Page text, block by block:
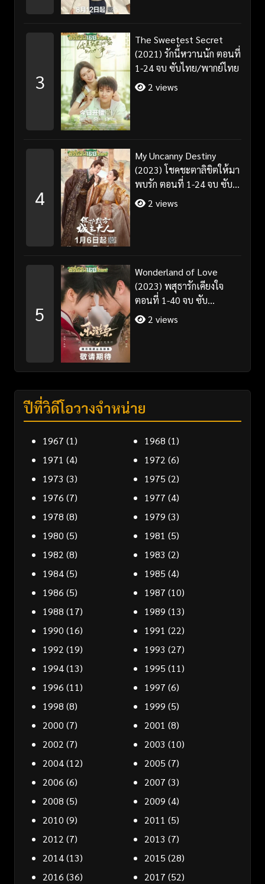
3
The Sweetest Secret
(2021) รักนี้หวานนัก ตอนที่
1-24 จบ ซับไทย/พากย์ไทย
2 views
4
My Uncanny Destiny
(2023) โชคชะตาลิขิตให้มา
พบรัก ตอนที่ 1-24 จบ ซับ
ไทย/พากย์ไทย
2 views
5
Wonderland of Love
(2023) พสุธารักเคียงใจ
ตอนที่ 1-40 จบ ซับ
ไทย+พากย์ไทย
2 views
ปีที่วิดีโอวางจำหน่าย
1967 (1) 1968 (1)
1971 (4) 1972 (6)
1973 (3) 1975 (2)
1976 (7) 1977 (4)
1978 (8) 1979 (3)
1980 (5) 1981 (5)
1982 (8) 1983 (2)
1984(5) 1985 (4)
1986 (5) 1987 (10)
1988 (17) 1989 (13)
1990 (16) 1991 (22)
1992 (19) 1993 (27)
1994(13) 1995 (11)
1996 (11) 1997 (6)
1998 (8) 1999 (5)
2000 (7) 2001 (8)
2002 (7) 2003 (10)
2004(12) 2005 (7)
2006 (6) 2007 (3)
2008 (5) 2009 (4)
2010 (9) 2011 (5)
2012 (7) 2013 (7)
2014(13) 2015 (28)
2016 (36) 2017 (52)